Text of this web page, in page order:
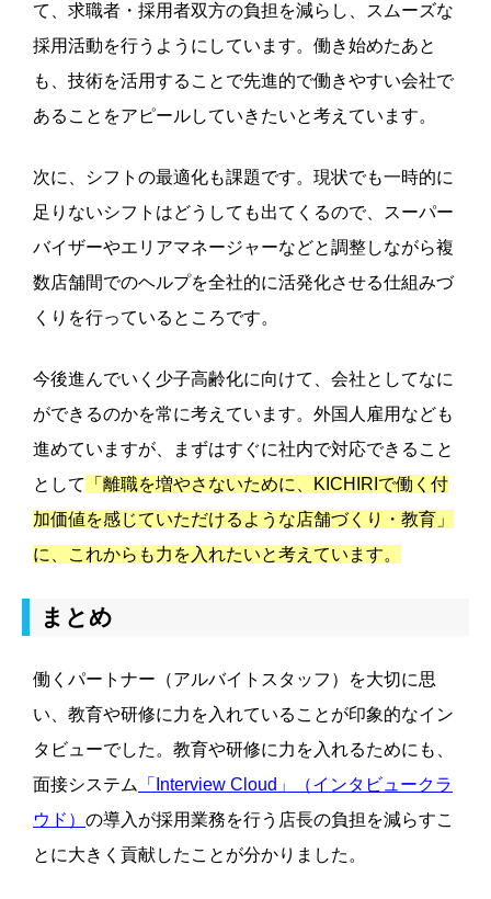
て、求職者・採用者双方の負担を減らし、スムーズな
採用活動を行うようにしています。働き始めたあと
も、技術を活用することで先進的で働きやすい会社で
あることをアピールしていきたいと考えています。
次に、シフトの最適化も課題です。現状でも一時的に
足りないシフトはどうしても出てくるので、スーパー
バイザーやエリアマネージャーなどと調整しながら複
数店舗間でのヘルプを全社的に活発化させる仕組みづ
くりを行っているところです。
今後進んでいく少子高齢化に向けて、会社としてなに
ができるのかを常に考えています。外国人雇用なども
進めていますが、まずはすぐに社内で対応できること
として
「離職を増やさないために、KICHIRIで働く付
加価値を感じていただけるような店舗づくり・教育」
に、これからも力を入れたいと考えています。
まとめ
働くパートナー（アルバイトスタッフ）を大切に思
い、教育や研修に力を入れていることが印象的なイン
タビューでした。教育や研修に力を入れるためにも、
面接システム
「Interview Cloud」（インタビュークラ
ウド） の導入が採用業務を行う店長の負担を減らすこ
とに大きく貢献したことが分かりました。